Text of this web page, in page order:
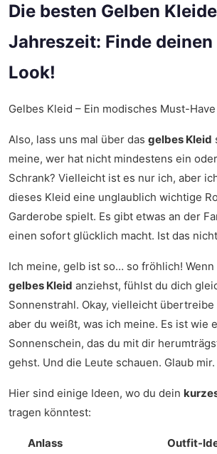
Die besten Gelben
Jahreszeit: Finde
Look!
Gelbes Kleid – Ein modisches Must-
Also, lass uns mal über das gelbes Kleid
meine, wer hat nicht mindestens ein
Schrank? Vielleicht ist es nur ich, aber
dieses Kleid eine unglaublich wichtige
Garderobe spielt. Es gibt etwas an der
einen sofort glücklich macht. Ist das
Ich meine, gelb ist so… so fröhlich! Wenn
gelbes Kleid anziehst, fühlst du dich
Sonnenstrahl. Okay, vielleicht
aber du weißt, was ich meine. Es ist wie
Sonnenschein, das du mit dir
gehst. Und die Leute schauen. Glaub mir.
Hier sind einige Ideen, wo du dein
tragen könntest:
Anlass
Outfit-